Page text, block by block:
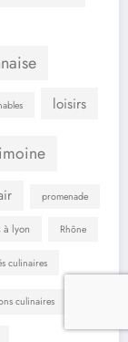
loisirs
promenade
à lyon Rhône
culinaires
culinaires